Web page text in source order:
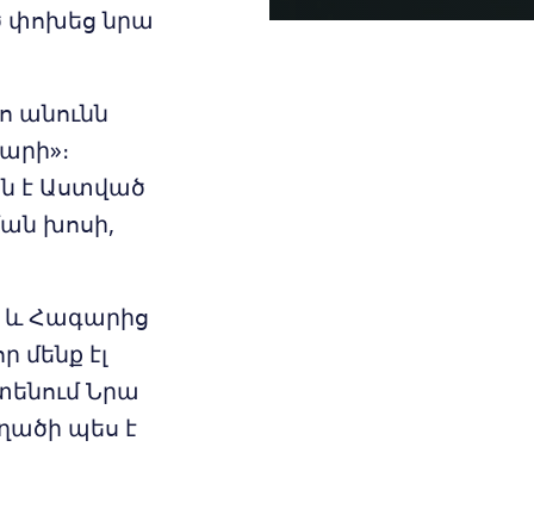
փոխեց նրա
անունն
է Աստված
խոսի,
և Հագարից
մենք էլ
Նրա
պես է